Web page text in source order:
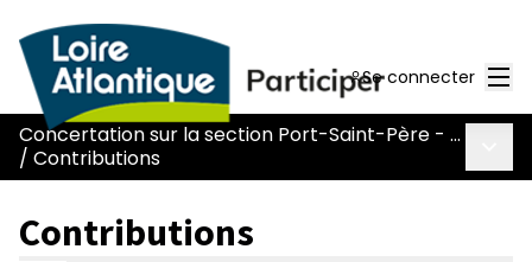
Se connecter
Concertation sur la section Port-Saint-Père - Le Pont Béranger de la route Nantes-Pornic
/ Contributions
Contributions